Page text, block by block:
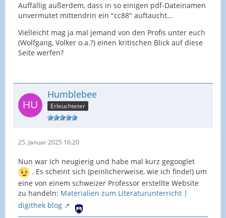
Auffällig außerdem, dass in so einigen pdf-Dateinamen
unvermutet mittendrin ein "cc88" auftaucht...
Vielleicht mag ja mal jemand von den Profis unter euch
(Wolfgang, Volker o.a.?) einen kritischen Blick auf diese
Seite werfen?
Humblebee
Erleuchteter
25. Januar 2025 16:20
Nun war ich neugierig und habe mal kurz gegooglet
. Es scheint sich (peinlicherweise, wie ich finde!) um
eine von einem schweizer Professor erstellte Website
zu handeln: Materialien zum Literaturunterricht |
digithek blog